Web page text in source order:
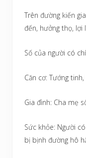
Trên đường kiến
đến, hưởng thọ, lợi
Số của người có
Căn cơ: Tướng
Gia đình: Cha mẹ
Sức khỏe: Người
bị bịnh đường hô